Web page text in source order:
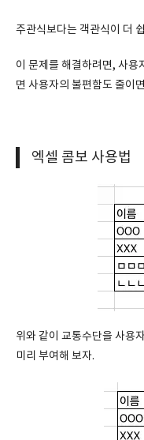
주관식보다는 객관식이 더
이 문제를 해결하려면, 사용
면 사용자의 불편함도 줄이
엑셀 콤보 사용법
위와 같이 교통수단을 사용
미리 부여해 보자.